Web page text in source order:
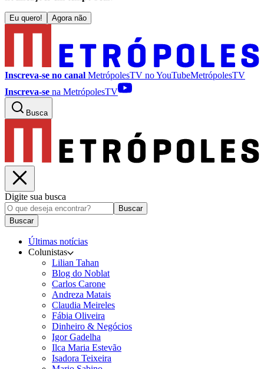
Eu quero! Agora não
Inscreva-se no canal MetrópolesTV noYouTubeMetrópolesTV
Inscreva-se na MetrópolesTV
Busca
Digite sua busca
Buscar
Buscar
Últimas notícias
Colunistas
Lilian Tahan
Blog do Noblat
Carlos Carone
Andreza Matais
Claudia Meireles
Fábia Oliveira
Dinheiro & Negócios
Igor Gadelha
Ilca Maria Estevão
Isadora Teixeira